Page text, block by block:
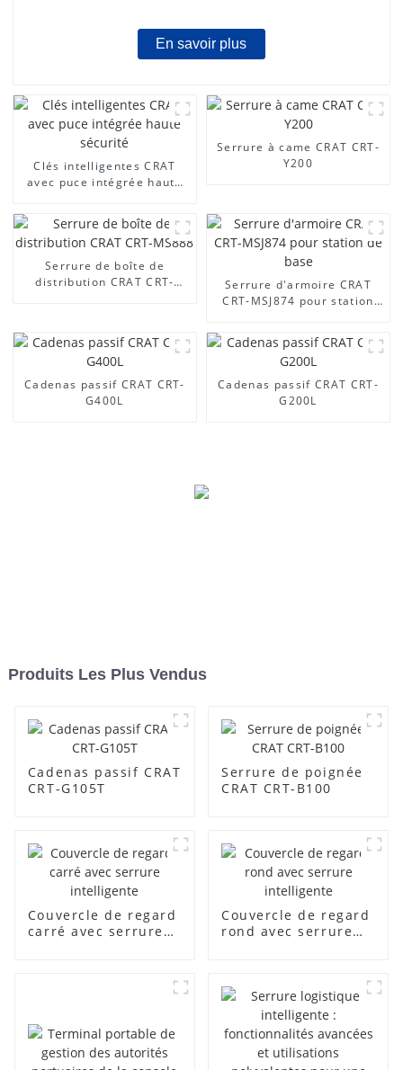
En savoir plus
Clés intelligentes CRAT
avec puce intégrée haute
Serrure à came CRAT CRT-
Y200
Serrure de boîte de
distribution CRAT CRT-
Serrure d'armoire CRAT
CRT-MSJ874 pour station
Cadenas passif CRAT CRT-
G400L
Cadenas passif CRAT CRT-
G200L
Produits Les Plus Vendus
Cadenas passif CRAT
CRT-G105T
Serrure de poignée
CRAT CRT-B100
Couvercle de regard
carré avec serrure
Couvercle de regard
rond avec serrure